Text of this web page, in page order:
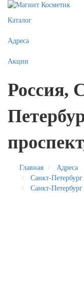
Каталог
Адреса
Акции
Россия,
Главная
Адреса
Санкт-
Санкт-Петербург